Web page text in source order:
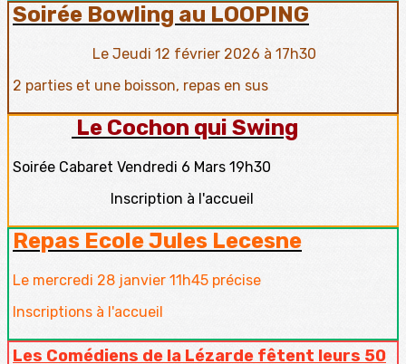
Soirée Bowling au LOOPING
Le Jeudi 12 février 2026 à 17h30
2 parties et une boisson, repas en sus
Le Cochon qui Swing
Soirée Cabaret Vendredi 6 Mars 19h30
Inscription à l'accueil
Repas Ecole Jules Lecesne
Le mercredi 28 janvier 11h45 précise
Inscriptions à l'accueil
Les Comédiens de la Lézarde fêtent leurs 50